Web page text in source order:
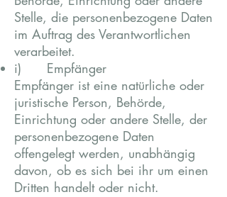
Stelle, die personenbezogene Daten
im Auftrag des Verantwortlichen
verarbeitet.
i) Empfänger
Empfänger ist eine natürliche oder
juristische Person, Behörde,
Einrichtung oder andere Stelle, der
personenbezogene Daten
offengelegt werden, unabhängig
davon, ob es sich bei ihr um einen
Dritten handelt oder nicht.